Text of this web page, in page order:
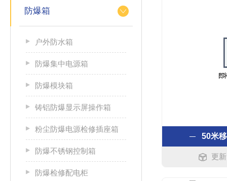
防爆箱
户外防水箱
防爆集中电源箱
防爆模块箱
铸铝防爆显示屏操作箱
粉尘防爆电源检修插座箱
防爆不锈钢控制箱
防爆检修配电柜
50米
更